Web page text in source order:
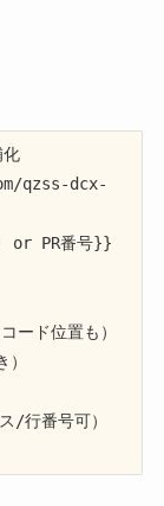
qzss-dcx-
or PR番号}}
ード位置も）
/行番号可）